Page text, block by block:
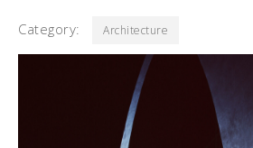
Category: Architecture